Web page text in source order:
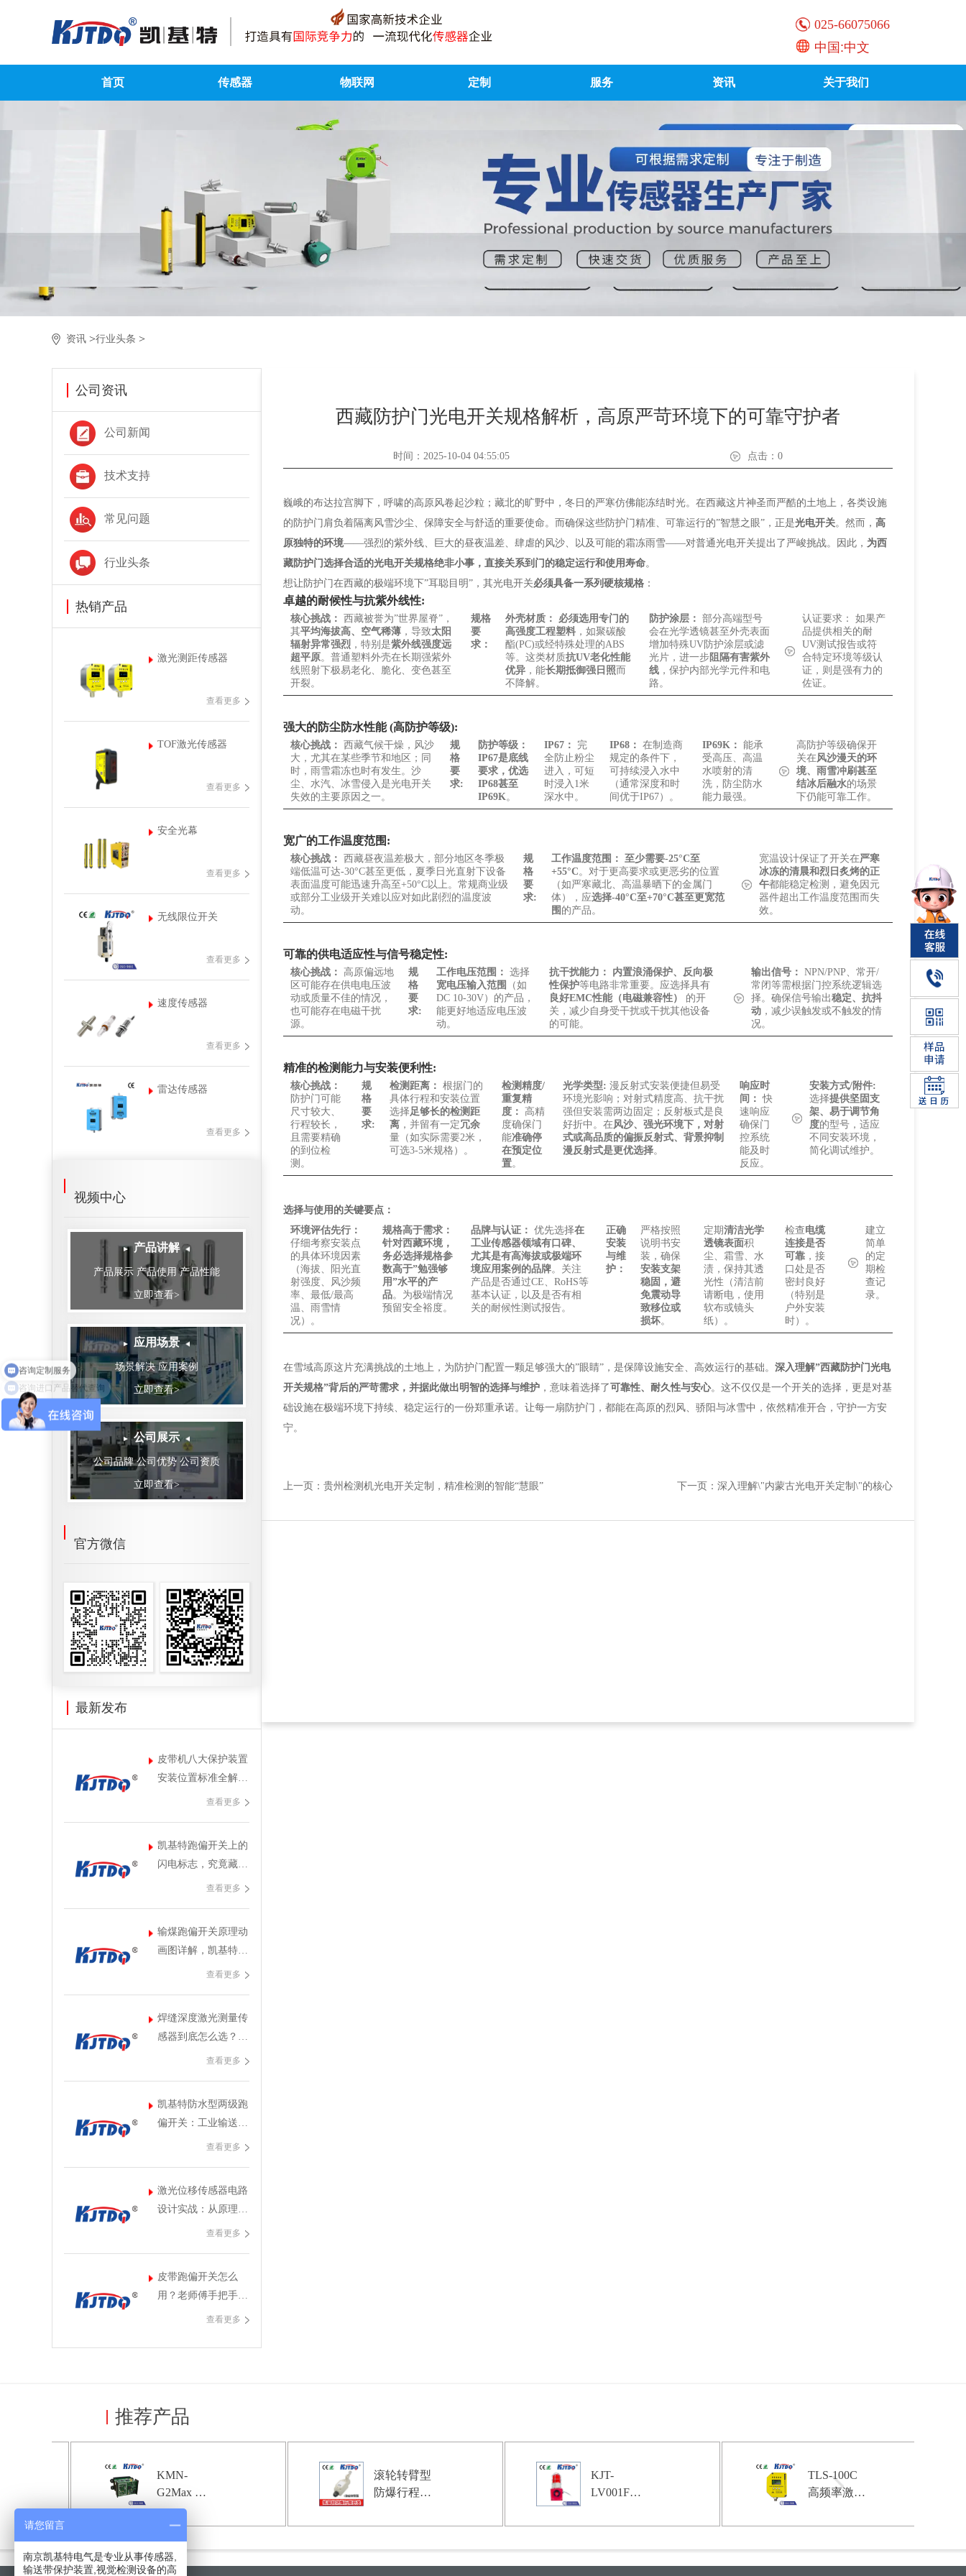
025-66075066
中国:中文
首页 传感器 物联网 定制 服务 资讯 关于我们
资讯 >行业头条 >
公司资讯
公司新闻
技术支持
常见问题
行业头条
热销产品
激光测距传感器
查看更多
TOF激光传感器
查看更多
安全光幕
查看更多
无线限位开关
查看更多
速度传感器
查看更多
雷达传感器
查看更多
视频中心
产品讲解
产品展示 产品使用 产品性能
立即查看>
应用场景
场景解决 应用案例
立即查看>
公司展示
公司品牌 公司优势 公司资质
立即查看>
官方微信
最新发布
皮带机八大保护装置
安装位置标准全解
析，凯基特教你避开
查看更多
凯基特跑偏开关上的
闪电标志，究竟藏着
什么秘密？查看更多
输煤跑偏开关原理动
画图详解，凯基特教
你三分钟看懂皮带保
查看更多
焊缝深度激光测量传
感器到底怎么选？用
过十几种型号的工程
查看更多
凯基特防水型两级跑
偏开关：工业输送带
的隐形守护者，为何
查看更多
激光位移传感器电路
设计实战：从原理到
调试，凯基特工程师
查看更多
皮带跑偏开关怎么
用？老师傅手把手教
你避坑，凯基特干货
查看更多
西藏防护门光电开关规格解析，高原严苛环境下的可靠守护者
时间：2025-10-04 04:55:05 点击： 0
巍峨的布达拉宫脚下，呼啸的高原风卷起沙粒；藏北的旷野中，冬日的严寒仿佛能冻结时光。在西藏这片神圣而严酷的土地上，各类设施
的防护门肩负着隔离风雪沙尘、保障安全与舒适的重要使命。而确保这些防护门精准、可靠运行的”智慧之眼”，正是光电开关。然而， 高
原独特的环境——强烈的紫外线、巨大的昼夜温差、肆虐的风沙、以及可能的霜冻雨雪——对普通光电开关提出了严峻挑战。因此， 为西
藏防护门选择合适的光电开关规格绝非小事，直接关系到门的稳定运行和使用寿命。
想让防护门在西藏的极端环境下”耳聪目明”，其光电开关必须具备一系列硬核规格 ：
卓越的耐候性与抗紫外线性:
核心挑战：
西藏被誉为”世界屋脊”，
其平均海拔高、空气稀薄 ，导致太阳
辐射异常强烈 ，特别是紫外线强度远
超平原。普通塑料外壳在长期强紫外
线照射下极易老化、脆化、变色甚至
开裂。
规格
要
求：
外壳材质：
必须选用专门的
高强度工程塑料 ，如聚碳酸
酯(PC)或经特殊处理的ABS
等。这类材质抗UV老化性能
优异 ，能长期抵御强日照而
不降解。
防护涂层： 部分高端型号
会在光学透镜甚至外壳表面
增加特殊UV防护涂层或滤
光片，进一步阻隔有害紫外
线 ，保护内部光学元件和电
路。
认证要求：
如果产
品提供相关的耐
UV测试报告或符
合特定环境等级认
证，则是强有力的
佐证。
强大的防尘防水性能 (高防护等级):
核心挑战：
西藏气候干燥，风沙
大，尤其在某些季节和地区；同
时，雨雪霜冻也时有发生。沙
尘、水汽、冰雪侵入是光电开关
失效的主要原因之一。
规
格
要
求:
防护等级：
IP67是底线
要求，优选
IP68甚至
IP69K。
IP67：
完
全防止粉尘
进入，可短
时浸入1米
深水中。
IP68： 在制造商
规定的条件下，
可持续浸入水中
（通常深度和时
间优于IP67）。
IP69K： 能承
受高压、高温
水喷射的清
洗，防尘防水
能力最强。
高防护等级确保开
关在风沙漫天的环
境、雨雪冲刷甚至
结冰后融水的场景
下仍能可靠工作。
宽广的工作温度范围:
核心挑战：
西藏昼夜温差极大，部分地区冬季极
端低温可达-30°C甚至更低，夏季日光直射下设备
表面温度可能迅速升高至+50°C以上。常规商业级
或部分工业级开关难以应对如此剧烈的温度波
动。
规
格
要
求:
工作温度范围： 至少需要-25°C至
+55°C。对于更高要求或更恶劣的位置
（如严寒藏北、高温暴晒下的金属门
体），应选择-40°C至+70°C甚至更宽范
围 的产品。
宽温设计保证了开关在严寒
冰冻的清晨和烈日炙烤的正
午都能稳定检测，避免因元
器件超出工作温度范围而失
效。
可靠的供电适应性与信号稳定性:
核心挑战：
高原偏远地
区可能存在供电电压波
动或质量不佳的情况，
也可能存在电磁干扰
源。
规
格
要
求:
工作电压范围： 选择
宽电压输入范围
（如
DC 10-30V）的产品，
能更好地适应电压波
动。
抗干扰能力：
内置浪涌保护、反向极
性保护等电路非常重要。应选择具有
良好EMC性能（电磁兼容性）
的开
关，减少自身受干扰或干扰其他设备
的可能。
输出信号： NPN/PNP、常开/
常闭等需根据门控系统逻辑选
择。确保信号输出稳定、抗抖
动，减少误触发或不触发的情
况。
精准的检测能力与安装便利性:
核心挑战：
防护门可能
尺寸较大、
行程较长，
且需要精确
的到位检
测。
规
格
要
求:
检测距离： 根据门的
具体行程和安装位置
选择足够长的检测距
离，并留有一定冗余
量（如实际需要2米，
可选3-5米规格）。
检测精度/
重复精
度：
高精
度确保门
能准确停
在预定位
置。
光学类型: 漫反射式安装便捷但易受
环境光影响；对射式精度高、抗干扰
强但安装需两边固定；反射板式是良
好折中。在风沙、强光环境下，对射
式或高品质的偏振反射式、背景抑制
漫反射式是更优选择。
响应时
间： 快
速响应
确保门
控系统
能及时
反应。
安装方式/附件:
选择提供坚固支
架、易于调节角
度的型号，适应
不同安装环境，
简化调试维护。
选择与使用的关键要点：
环境评估先行：
仔细考察安装点
的具体环境因素
（海拔、阳光直
射强度、风沙频
率、最低/最高
温、雨雪情
况）。
规格高于需求：
针对西藏环境，
务必选择规格参
数高于”勉强够
用”水平的产
品。为极端情况
预留安全裕度。
品牌与认证： 优先选择在
工业传感器领域有口碑、
尤其是有高海拔或极端环
境应用案例的品牌。关注
产品是否通过CE、RoHS等
基本认证，以及是否有相
关的耐候性测试报告。
正确
安装
与维
护：
严格按照
说明书安
装，确保
安装支架
稳固，避
免震动导
致移位或
损坏。
定期清洁光学
透镜表面积
尘、霜雪、水
渍，保持其透
光性（清洁前
请断电，使用
软布或镜头
纸）。
检查电缆
连接是否
可靠 ，接
口处是否
密封良好
（特别是
户外安装
时）。
建立
简单
的定
期检
查记
录。
在雪域高原这片充满挑战的土地上，为防护门配置一颗足够强大的”眼睛”，是保障设施安全、高效运行的基础。 深入理解”西藏防护门光电
开关规格”背后的严苛需求，并据此做出明智的选择与维护 ，意味着选择了可靠性、耐久性与安心。这不仅仅是一个开关的选择，更是对基
础设施在极端环境下持续、稳定运行的一份郑重承诺。让每一扇防护门，都能在高原的烈风、骄阳与冰雪中，依然精准开合，守护一方安
宁。
上一页：贵州检测机光电开关定制，精准检测的智能“慧眼” 下一页：深入理解\"内蒙古光电开关定制\"的核心
推荐产品
KMN-
G2Max 低
成本激光测
距模组|激
光测距模组
型号-参数-
滚轮转臂型
防爆行程限
全传感器产
KJT-
LV001F防
防撞报警器
TLS-100C
高频率激光
感器（100
咨询进口产品替代查询
请您留言
南京凯基特电气是专业从事传感器,
输送带保护装置,视觉检测设备的高